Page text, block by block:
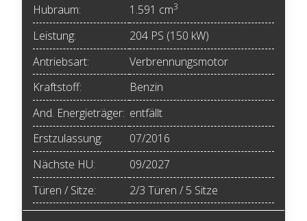
Hubraum:
1.591 cm3
Leistung:
204 PS (150 kW)
Antriebsart:
Verbrennungsmotor
Kraftstoff:
Benzin
And. Energieträger: entfällt
Erstzulassung:
07/2016
Nächste HU:
09/2027
Türen / Sitze:
2/3 Türen / 5 Sitze